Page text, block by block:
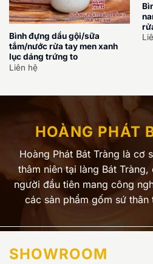
Bình đựng dầu gội/sữa
tắm/nước rửa tay men xanh
lục dáng trứng to
Liên hệ
HOÀNG PHÁT
Hoàng Phát Bát Tràng là cơ
thâm niên tại làng Bát
người đầu tiên mang công
các sản phẩm gốm sứ
SHOWROOM